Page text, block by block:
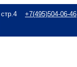
+7(495)504-06-46